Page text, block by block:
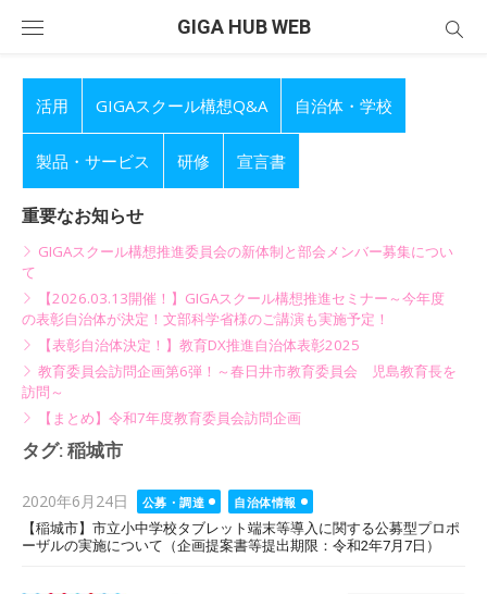
GIGA HUB WEB
活用 GIGAスクール構想Q&A 自治体・学校
製品・サービス 研修 宣言書
重要なお知らせ
GIGAスクール構想推進委員会の新体制と部会メンバー募集につい
て
【2026.03.13開催！】GIGAスクール構想推進セミナー～今年度
の表彰自治体が決定！文部科学省様のご講演も実施予定！
【表彰自治体決定！】教育DX推進自治体表彰2025
教育委員会訪問企画第6弾！～春日井市教育委員会 児島教育長を
訪問～
【まとめ】令和7年度教育委員会訪問企画
タグ: 稲城市
Posted
on
2020年6月24日 公募・調達
自治体情報
【稲城市】市立小中学校タブレット端末等導入に関する公募型プロポ
ーザルの実施について（企画提案書等提出期限：令和2年7月7日）